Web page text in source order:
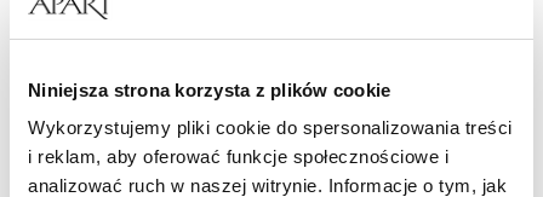
Niniejsza strona korzysta z plików cookie
Wykorzystujemy pliki cookie do spersonalizowania treści
i reklam, aby oferować funkcje społecznościowe i
analizować ruch w naszej witrynie. Informacje o tym, jak